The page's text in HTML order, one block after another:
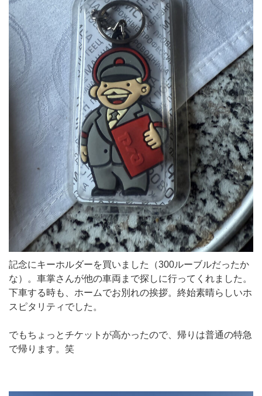
記念にキーホルダーを買いました（300ルーブルだったか
な）。車掌さんが他の車両まで探しに行ってくれました。
下車する時も、ホームでお別れの挨拶。終始素晴らしいホ
スピタリティでした。
でもちょっとチケットが高かったので、帰りは普通の特急
で帰ります。笑